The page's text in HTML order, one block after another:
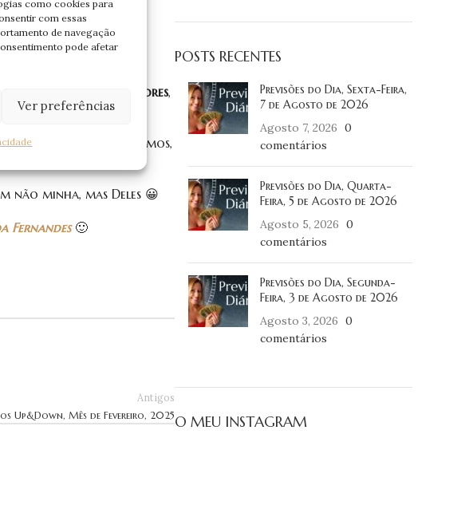
como cookies para
com essas
de navegação
pode afetar
Ver preferências
Seres Superiores,
pelo qual eu e Eles falamos,
não minha, mas Deles 😀
Fernandes🙂
Antigos
Up&Down, Mês de Fevereiro, 2025
POSTS RECENTES
Previsões do Dia, Sexta-Feira,
7 de Agosto de 2026
Agosto 7, 2026 0
comentários
Previsões do Dia, Quarta-
Feira, 5 de Agosto de 2026
Agosto 5, 2026 0
comentários
Previsões do Dia, Segunda-
Feira, 3 de Agosto de 2026
Agosto 3, 2026 0
comentários
O MEU INSTAGRAM